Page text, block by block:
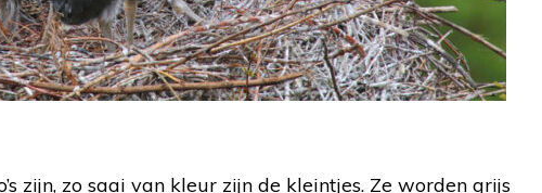
zijn, zo saai van kleur zijn de kleintjes. Ze worden grijs